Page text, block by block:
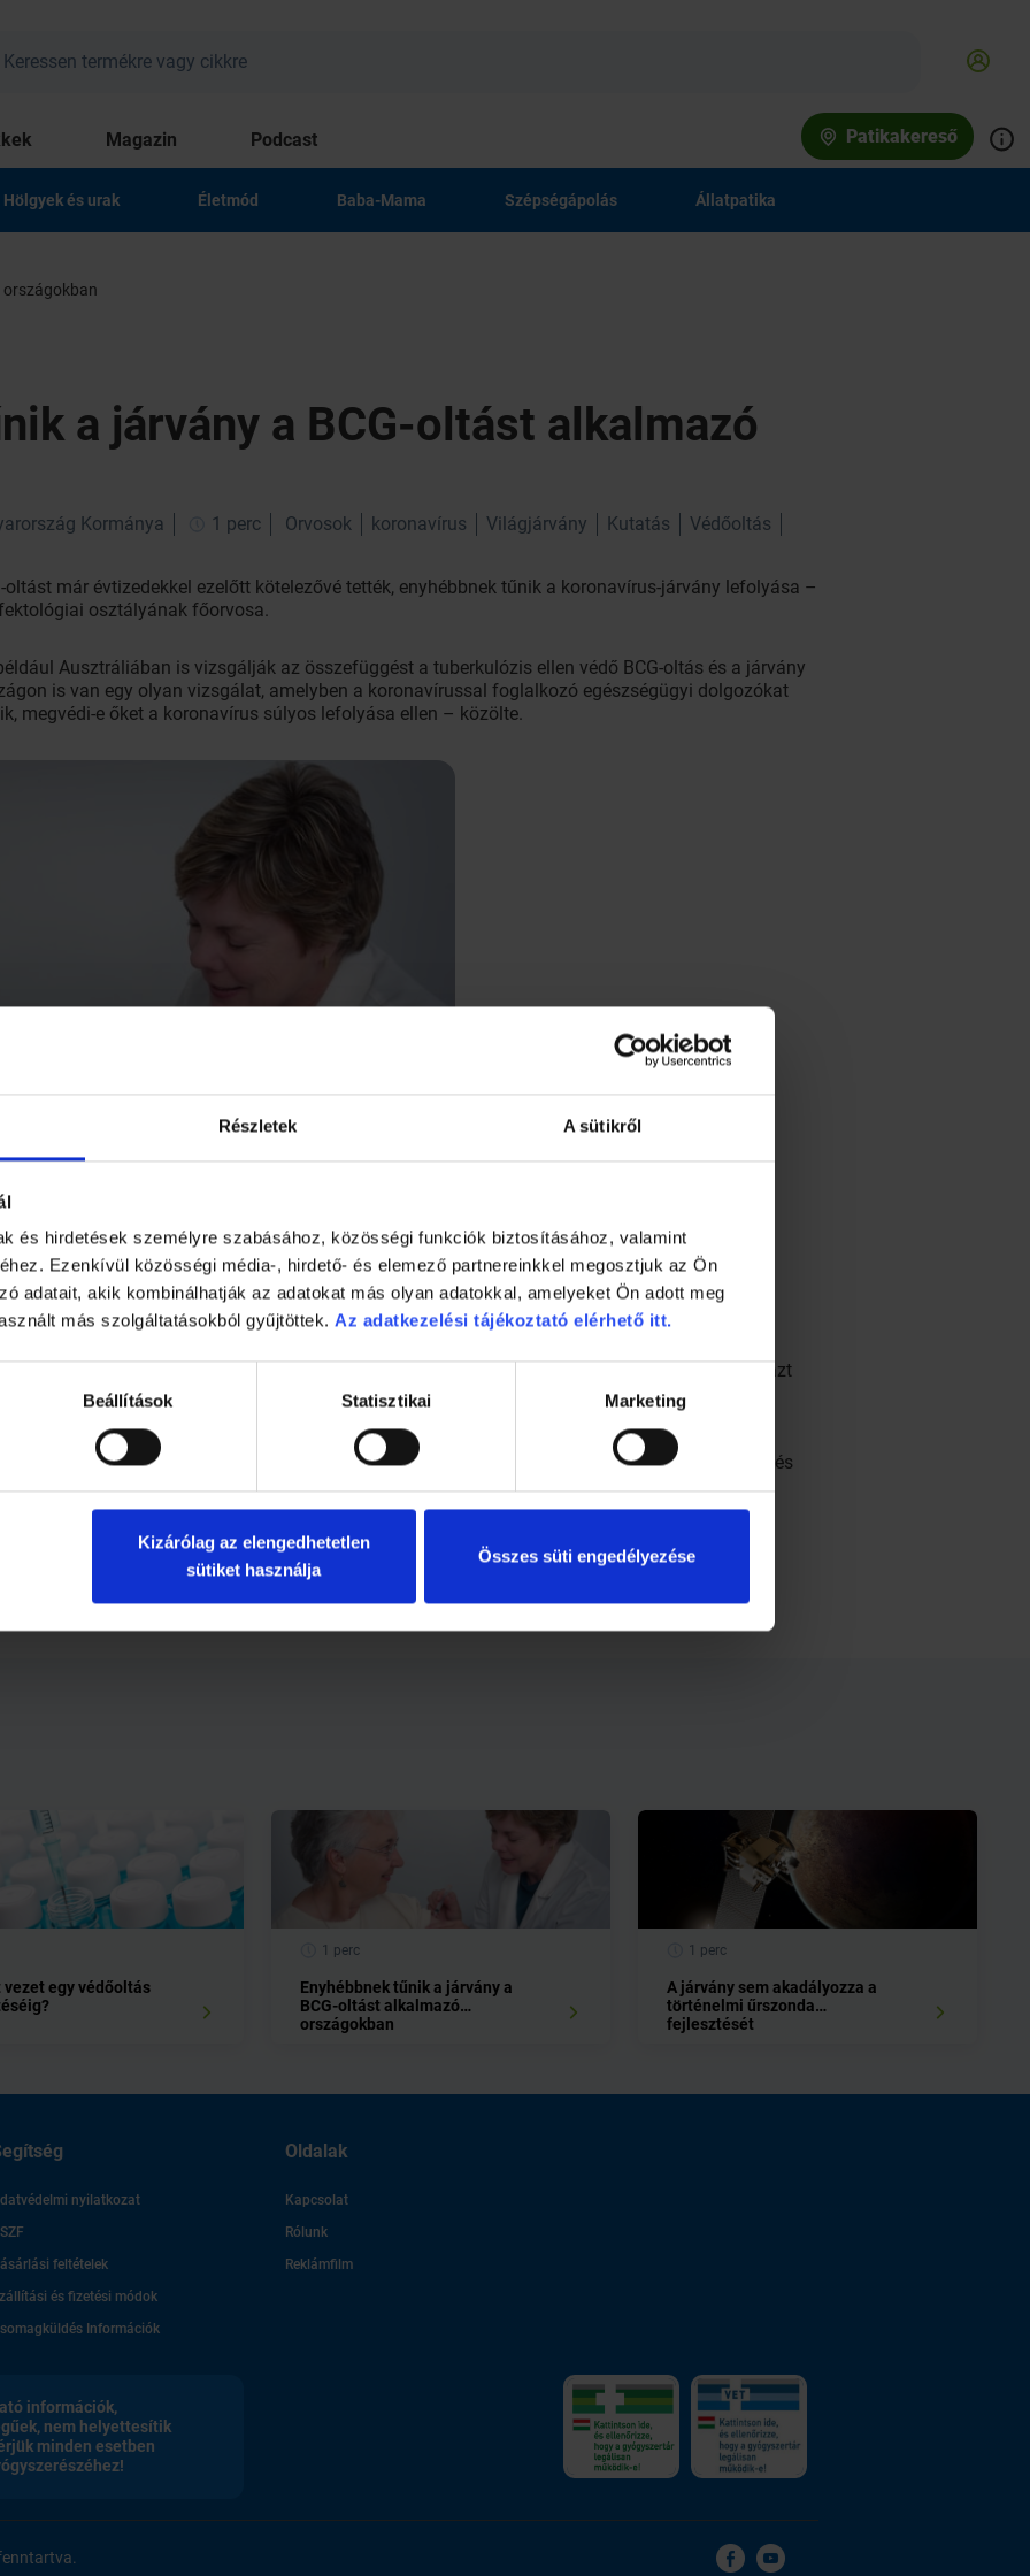
Részletek A sütikről
és hirdetések személyre szabásához, közösségi funkciók biztosításához, valamint
Ezenkívül közösségi média-, hirdető- és elemező partnereinkkel megosztjuk az Ön
adatait, akik kombinálhatják az adatokat más olyan adatokkal, amelyeket Ön adott meg
más szolgáltatásokból gyűjtöttek. Az adatkezelési tájékoztató elérhető itt.
Beállítások Statisztikai Marketing
Kizárólag az elengedhetetlen
sütiket használja
Összes süti engedélyezése
Magazin Podcast Patikakereső
Hölgyek és urak Életmód Baba-Mama Szépségápolás Állatpatika
országokban
a járvány a BCG-oltást alkalmazó
Kormánya 1 perc Orvosok koronavírus Világjárvány Kutatás
Védőoltás
már évtizedekkel ezelőtt kötelezővé tették, enyhébbnek tűnik a koronavírus-járvány lefolyása –
osztályának főorvosa.
Ausztráliában is vizsgálják az összefüggést a tuberkulózis ellen védő BCG-oltás és a járvány
is van egy olyan vizsgálat, amelyben a koronavírussal foglalkozó egészségügyi dolgozókat
megvédi-e őket a koronavírus súlyos lefolyása ellen – közölte.
lecsengőben van, nem tudni, lesz-e eredménye a kutatásnak. Ám egy esetleges
hogy a beoltott egészségügyi dolgozók megfertőződnek-e vagy sem.
is több mint ötven beteget kezelnek, és tíz feletti az intenzív osztályon fekvők száma, ami azt
fertőzéses beteg, aki egy-két napig lázas, majd kicsit köhög, öt-tíz nap alatt túlesik a
idős embereknél, akiknek gyakran többféle alapbetegségük is van, a betegség lefolyása lassú és
négy hetet, vagy még többet is kórházban töltenek.
vezet egy védőoltás
1 perc
Enyhébbnek tűnik a járvány a
BCG-oltást alkalmazó
országokban
1 perc
A járvány sem akadályozza a
történelmi űrszonda
fejlesztését
nyilatkozat
feltételek
és fizetési módok
Információk
Oldalak
Kapcsolat
Rólunk
Reklámfilm
információk,
nem helyettesítik
minden esetben